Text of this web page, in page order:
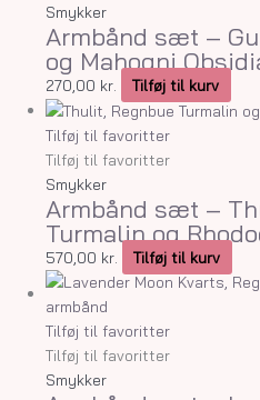
Smykker
Armbånd sæt –
og Mahogni
270,00 kr. Tilføj til kurv
Tilføj til favoritter
Tilføj til favoritter
Smykker
Armbånd sæt –
Turmalin og
570,00 kr. Tilføj til kurv
Tilføj til favoritter
Tilføj til favoritter
Smykker